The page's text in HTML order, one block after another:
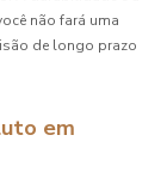
não fará uma
de longo prazo
em